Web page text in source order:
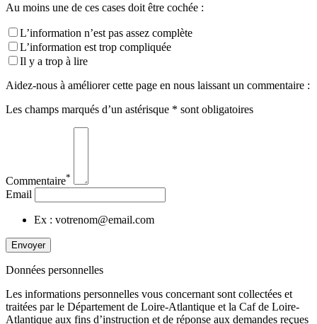
Au moins une de ces cases doit être cochée :
L’information n’est pas assez complète
L’information est trop compliquée
Il y a trop à lire
Aidez-nous à améliorer cette page en nous laissant un commentaire :
Les champs marqués d’un astérisque * sont obligatoires
Commentaire*
Email
Ex : votrenom@email.com
Envoyer
Données personnelles
Les informations personnelles vous concernant sont collectées et
traitées par le Département de Loire-Atlantique et la Caf de Loire-
Atlantique aux fins d’instruction et de réponse aux demandes reçues